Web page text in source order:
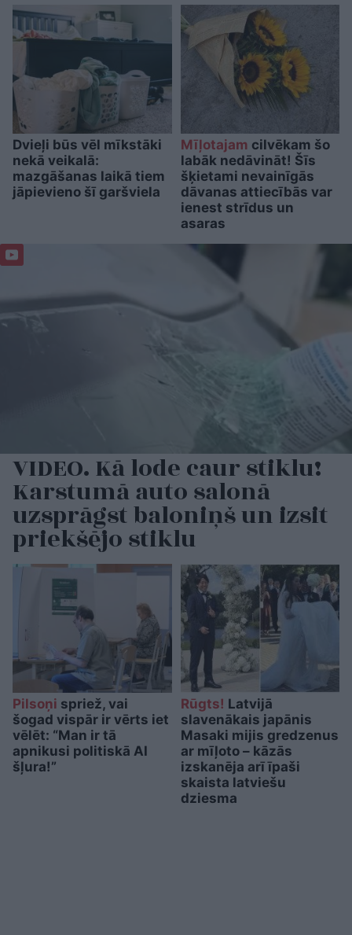
Dvieļi būs vēl mīkstāki
nekā veikalā:
mazgāšanas laikā tiem
jāpievieno šī garšviela
Mīļotajam cilvēkam šo
labāk nedāvināt! Šīs
šķietami nevainīgās
dāvanas attiecībās var
ienest strīdus un
asaras
VIDEO. Kā lode caur stiklu!
Karstumā auto salonā
uzsprāgst baloniņš un izsit
priekšējo stiklu
Pilsoņi spriež, vai
šogad vispār ir vērts iet
vēlēt: “Man ir tā
apnikusi politiskā AI
šļura!”
Rūgts! Latvijā
slavenākais japānis
Masaki mijis gredzenus
ar mīļoto – kāzās
izskanēja arī īpaši
skaista latviešu
dziesma